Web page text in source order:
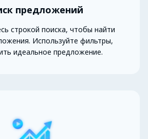
предложений
строкой поиска, чтобы найти
Используйте фильтры,
идеальное предложение.